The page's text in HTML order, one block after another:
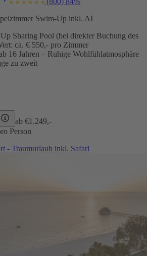
Swim-Up inkl. AI
Sharing Pool (bei direkter Buchung des
ca. € 550,- pro Zimmer
16 Jahren – Ruhige Wohlfühlatmosphäre
zu zweit
ab €1.249,-
Person
- Traumurlaub inkl. Safari